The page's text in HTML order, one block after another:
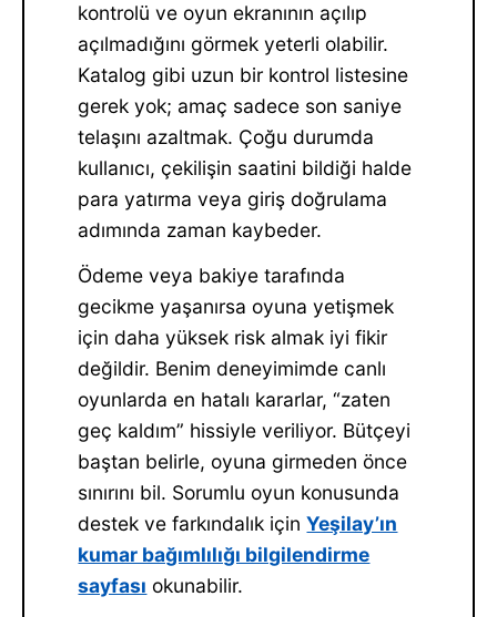
kontrolü ve oyun ekranının açılıp
açılmadığını görmek yeterli olabilir.
Katalog gibi uzun bir kontrol listesine
gerek yok; amaç sadece son saniye
telaşını azaltmak. Çoğu durumda
kullanıcı, çekilişin saatini bildiği halde
para yatırma veya giriş doğrulama
adımında zaman kaybeder.
Ödeme veya bakiye tarafında
gecikme yaşanırsa oyuna yetişmek
için daha yüksek risk almak iyi fikir
değildir. Benim deneyimimde canlı
oyunlarda en hatalı kararlar, “zaten
geç kaldım” hissiyle veriliyor. Bütçeyi
baştan belirle, oyuna girmeden önce
sınırını bil. Sorumlu oyun konusunda
destek ve farkındalık içinYeşilay’ın
kumar bağımlılığı bilgilendirme
sayfası okunabilir.